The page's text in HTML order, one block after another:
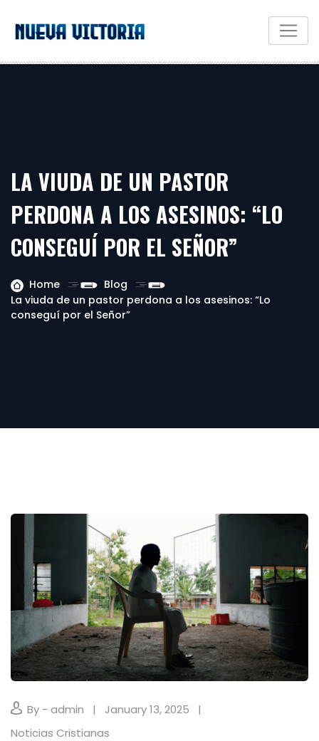
LA VIUDA DE UN PASTOR
PERDONA A LOS ASESINOS: “LO
CONSEGUÍ POR EL SEÑOR”
Home
Blog
La viuda de un pastor perdona a los asesinos: “Lo
conseguí por el Señor”
By - admin
January 13, 2025
Noticias Cristianas